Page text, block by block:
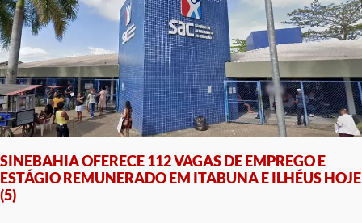
SINEBAHIA OFERECE 112 VAGAS DE EMPREGO E
ESTÁGIO REMUNERADO EM ITABUNA E ILHÉUS HOJE
(5)